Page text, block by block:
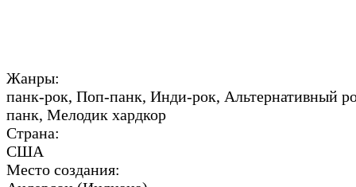
Жанры:
панк-рок, Поп-панк, Инди-рок, Альтернативный
панк, Мелодик хардкор
Страна:
США
Место создания: